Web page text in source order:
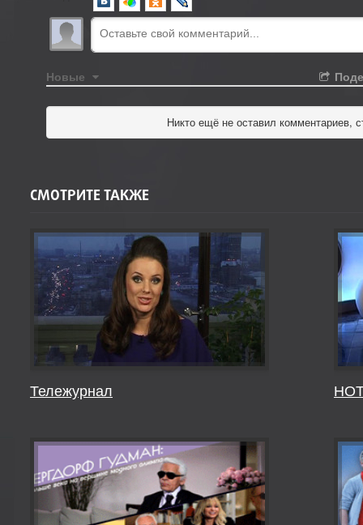
Новые
Никто ещё не оставил комментариев,
СМОТРИТЕ ТАКЖЕ
Тележурнал